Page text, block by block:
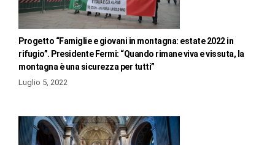
Progetto “Famiglie e giovani in montagna: estate 2022 in
rifugio”. Presidente Fermi: “Quando rimane viva e vissuta, la
montagna è una sicurezza per tutti”
Luglio 5, 2022